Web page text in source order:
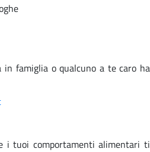
in famiglia o qualcuno a te caro ha
i tuoi comportamenti alimentari ti